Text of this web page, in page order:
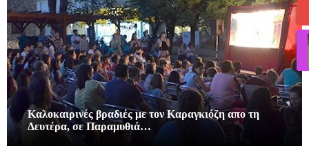
Καλοκαιρινές βραδιές με τον Καραγκιόζη απο τη
Δευτέρα, σε Παραμυθιά…